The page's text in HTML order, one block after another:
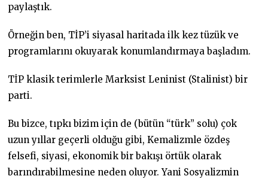
paylaştık.
Örneğin ben, TİP’i siyasal haritada ilk kez tüzük ve
programlarını okuyarak konumlandırmaya başladım.
TİP klasik terimlerle Marksist Leninist (Stalinist) bir
parti.
Bu bizce, tıpkı bizim için de (bütün “türk” solu) çok
uzun yıllar geçerli olduğu gibi, Kemalizmle özdeş
felsefi, siyasi, ekonomik bir bakışı örtük olarak
barındırabilmesine neden oluyor. Yani Sosyalizmin